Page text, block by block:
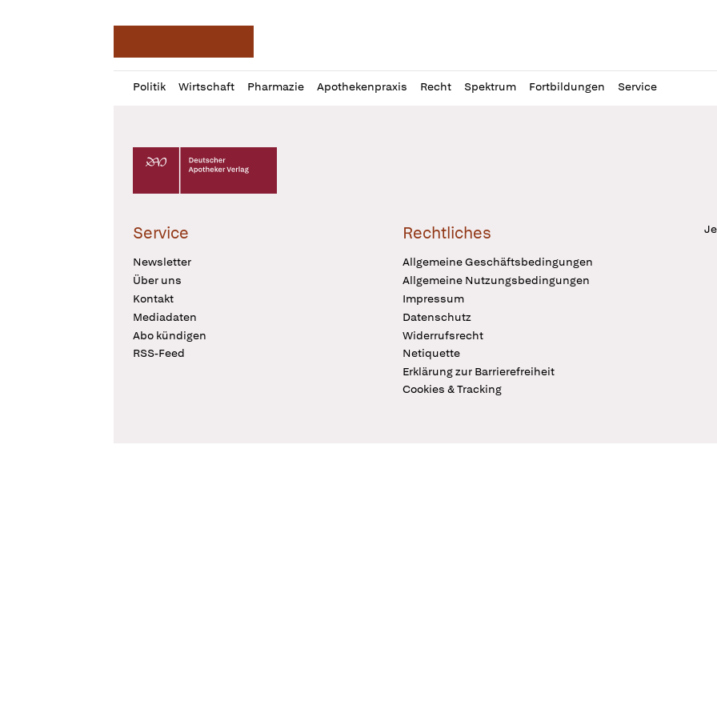
Politik Wirtschaft Pharmazie Apothekenpraxis Recht Spektrum Fortbildungen Service
Profil
öffnen
Daz
Pur
Deutscher Apotheker Verlag Logo
Service
Newsletter
Über uns
Kontakt
Mediadaten
Abo kündigen
RSS-Feed
Rechtliches
Allgemeine Geschäftsbedingungen
Allgemeine Nutzungsbedingungen
Impressum
Datenschutz
Widerrufsrecht
Netiquette
Erklärung zur Barrierefreiheit
Cookies & Tracking